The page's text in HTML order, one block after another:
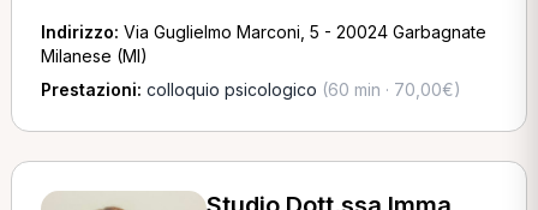
Indirizzo: Via Guglielmo Marconi, 5 - 20024 Garbagnate
Milanese (MI)
Prestazioni: colloquio psicologico (60 min · 70,00€)